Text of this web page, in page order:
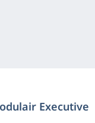
Executive